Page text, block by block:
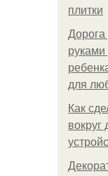
плитки
руками
для
Как